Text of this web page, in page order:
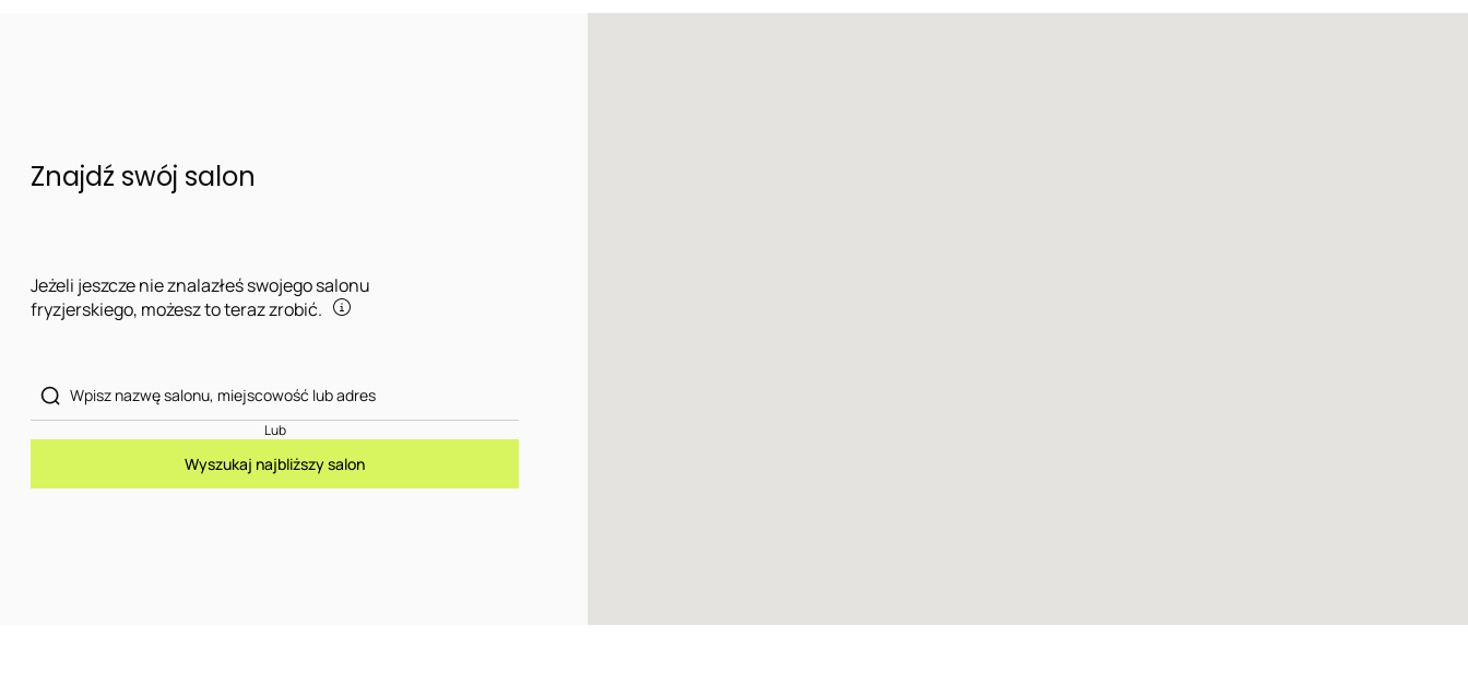
Znajdź swój salon
Jeżeli jeszcze nie znalazłeś swojego salonu
fryzjerskiego, możesz to teraz zrobić.
Lub
Wyszukaj najbliższy salon